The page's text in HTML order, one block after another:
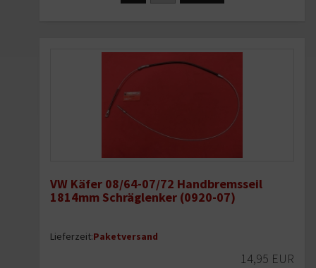
VW Käfer 08/64-07/72 Handbremsseil
1814mm Schräglenker (0920-07)
Lieferzeit:Paketversand
14,95 EUR